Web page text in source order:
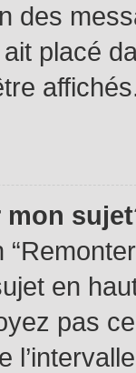
des
ait placé
mon
en
pas